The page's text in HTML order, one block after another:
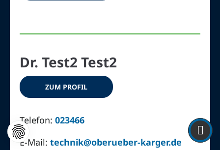
Dr. Test2 Test2
ZUM PROFIL
Telefon:023466
E-Mail:technik@oberueber-karger.de